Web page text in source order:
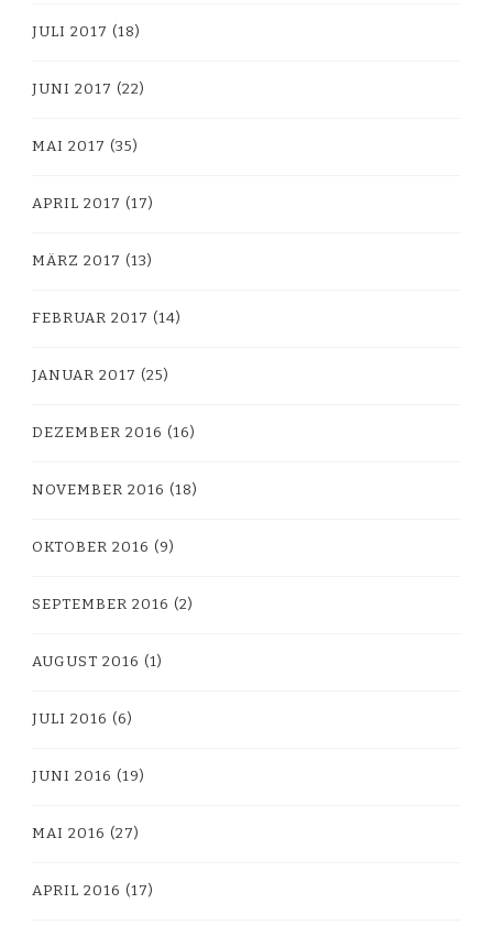
JULI 2017 (18)
JUNI 2017 (22)
MAI 2017 (35)
APRIL 2017 (17)
MÄRZ 2017 (13)
FEBRUAR 2017 (14)
JANUAR 2017 (25)
DEZEMBER 2016 (16)
NOVEMBER 2016 (18)
OKTOBER 2016 (9)
SEPTEMBER 2016 (2)
AUGUST 2016 (1)
JULI 2016 (6)
JUNI 2016 (19)
MAI 2016 (27)
APRIL 2016 (17)